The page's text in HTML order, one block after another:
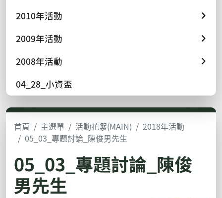
2010年活動
2009年活動
2008年活動
04_28_小資盃
首頁 主選單 活動花絮(MAIN)
2018年活動
05_03_專題討論_陳俊男先生
05_03_專題討論_陳俊
男先生